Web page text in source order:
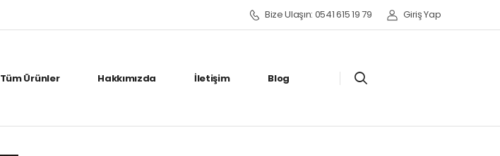
Bize Ulaşın: 0541 615 19 79 Giriş Yap
Tüm Ürünler Hakkımızda İletişim Blog